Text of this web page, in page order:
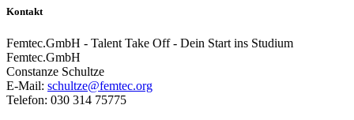
Kontakt
Femtec.GmbH - Talent Take Off - Dein Start ins Studium
Femtec.GmbH
Constanze Schultze
E-Mail: schultze@femtec.org
Telefon: 030 314 75775